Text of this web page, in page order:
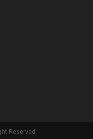
Reserved.